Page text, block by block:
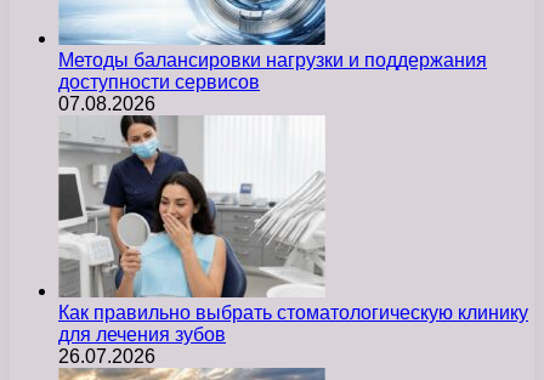
Методы балансировки нагрузки и поддержания
доступности сервисов
07.08.2026
Как правильно выбрать стоматологическую клинику
для лечения зубов
26.07.2026